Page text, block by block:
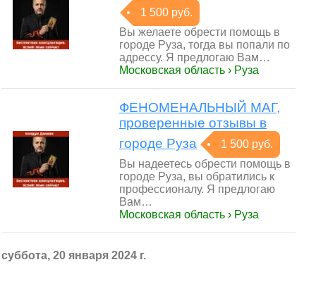
1 500 руб.
Вы желаете обрести помощь в
городе Руза, тогда вы попали по
адрессу. Я предлогаю Вам…
Московская область › Руза
ФЕНОМЕНАЛЬНЫЙ МАГ,
проверенные отзывы в
городе Руза
1 500 руб.
Вы надеетесь обрести помощь в
городе Руза, вы обратились к
профессионалу. Я предлогаю
Вам…
Московская область › Руза
суббота, 20 января 2024 г.